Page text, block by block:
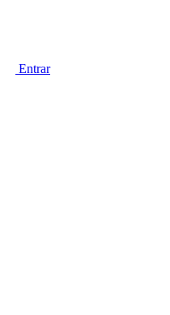
Entrar